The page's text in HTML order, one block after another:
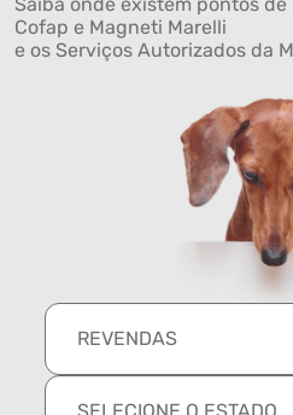
Saiba onde existem pontos
Cofap e Magneti Marelli
e os Serviços Autorizados da
REVENDAS